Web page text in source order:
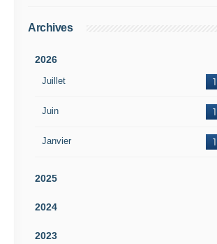
Archives
2026
Juillet 1
Juin 1
Janvier 1
2025
2024
2023